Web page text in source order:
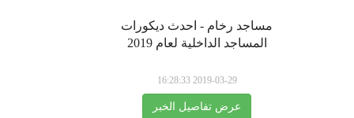
مساجد رخام - احدث ديكورات
المساجد الداخلية لعام 2019
2019-03-29 16:28:33
عرض تفاصيل الخبر